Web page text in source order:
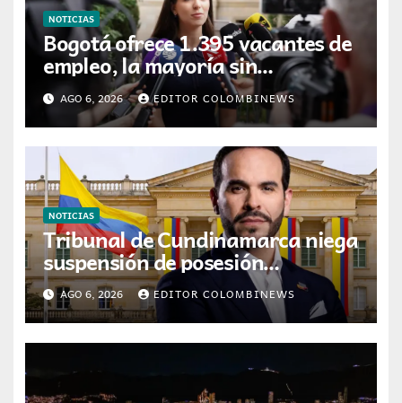
NOTICIAS
Bogotá ofrece 1.395 vacantes de
empleo, la mayoría sin
experiencia requerida
AGO 6, 2026 EDITOR COLOMBINEWS
NOTICIAS
Tribunal de Cundinamarca niega
suspensión de posesión
presidencial de Abelardo de la
Espriella en Cali
AGO 6, 2026 EDITOR COLOMBINEWS